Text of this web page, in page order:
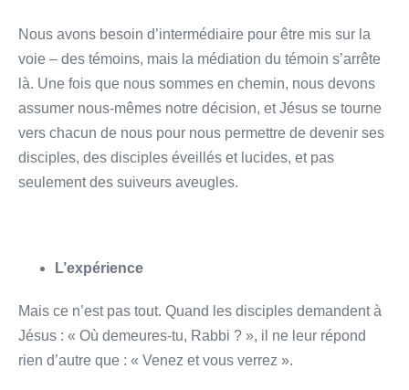
Nous avons besoin d’intermédiaire pour être mis sur la
voie – des témoins, mais la médiation du témoin s’arrête
là. Une fois que nous sommes en chemin, nous devons
assumer nous-mêmes notre décision, et Jésus se tourne
vers chacun de nous pour nous permettre de devenir ses
disciples, des disciples éveillés et lucides, et pas
seulement des suiveurs aveugles.
L’expérience
Mais ce n’est pas tout. Quand les disciples demandent à
Jésus : « Où demeures-tu, Rabbi ? », il ne leur répond
rien d’autre que : « Venez et vous verrez ».